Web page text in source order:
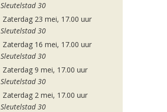
Sleutelstad 30
Zaterdag 23 mei, 17.00 uur
Sleutelstad 30
Zaterdag 16 mei, 17.00 uur
Sleutelstad 30
Zaterdag 9 mei, 17.00 uur
Sleutelstad 30
Zaterdag 2 mei, 17.00 uur
Sleutelstad 30